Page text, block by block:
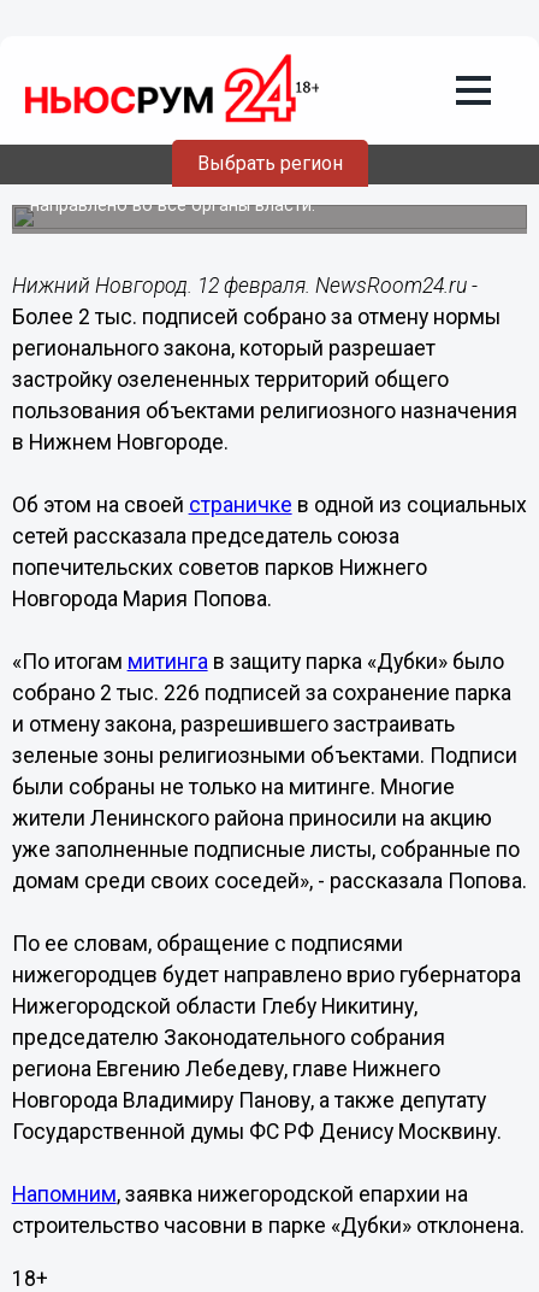
Выбрать регион
Более 2 тыс. подписей собрано за
отмену разрешения строительства
религиозных объектов в
нижегородских парках
Обращение с подписями нижегородцев будет
направлено во все органы власти.
Нижний Новгород. 12 февраля. NewsRoom24.ru -
Более 2 тыс. подписей собрано за отмену нормы
регионального закона, который разрешает
застройку озелененных территорий общего
пользования объектами религиозного назначения
в Нижнем Новгороде.
Об этом на своей страничке в одной из социальных
сетей рассказала председатель союза
попечительских советов парков Нижнего
Новгорода Мария Попова.
«По итогам митингав защиту парка «Дубки» было
собрано 2 тыс. 226 подписей за сохранение парка
и отмену закона, разрешившего застраивать
зеленые зоны религиозными объектами. Подписи
были собраны не только на митинге. Многие
жители Ленинского района приносили на акцию
уже заполненные подписные листы, собранные по
домам среди своих соседей», - рассказала Попова.
По ее словам, обращение с подписями
нижегородцев будет направлено врио губернатора
Нижегородской области Глебу Никитину,
председателю Законодательного собрания
региона Евгению Лебедеву, главе Нижнего
Новгорода Владимиру Панову, а также депутату
Государственной думы ФС РФ Денису Москвину.
Напомним, заявка нижегородской епархии на
строительство часовни в парке «Дубки» отклонена.
18+